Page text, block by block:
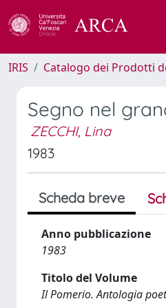
IRIS Catalogo dei Prodotti
Segno nel
ZECCHI, Lina
1983
Scheda breve
Anno pubblicazione
1983
Titolo del Volume
Il Pomerio. Antologia